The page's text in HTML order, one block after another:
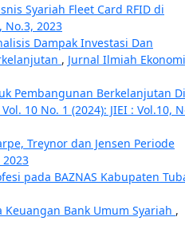
Syariah Fleet Card RFID di
No.3, 2023
Dampak Investasi Dan
, Jurnal Ilmiah Ekonomi
Pembangunan Berkelanjutan Di
10 No. 1 (2024): JIEI : Vol.10,
Treynor dan Jensen Periode
2023
pada BAZNAS Kabupaten
Bank Umum Syariah ,